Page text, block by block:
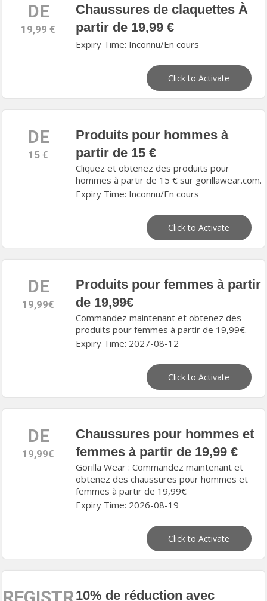
DE
19,99 €
Chaussures de claquettes À
partir de 19,99 €
Expiry Time: Inconnu/En cours
Click to Activate
DE
15 €
Produits pour hommes à
partir de 15 €
Cliquez et obtenez des produits pour
hommes à partir de 15 € sur gorillawear.com.
Expiry Time: Inconnu/En cours
Click to Activate
DE
19,99€
Produits pour femmes à partir
de 19,99€
Commandez maintenant et obtenez des
produits pour femmes à partir de 19,99€.
Expiry Time: 2027-08-12
Click to Activate
DE
19,99€
Chaussures pour hommes et
femmes à partir de 19,99 €
Gorilla Wear : Commandez maintenant et
obtenez des chaussures pour hommes et
femmes à partir de 19,99€
Expiry Time: 2026-08-19
Click to Activate
10% de réduction avec